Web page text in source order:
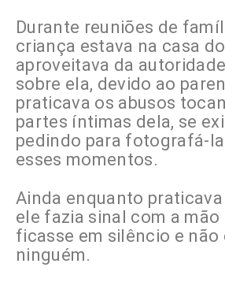
Durante reuniões de
criança estava na casa
aproveitava da
sobre ela, devido ao
praticava os abusos
partes íntimas dela, se
pedindo para fotografá-
esses momentos.
Ainda enquanto praticava
ele fazia sinal com a mão
ficasse em silêncio e não
ninguém.